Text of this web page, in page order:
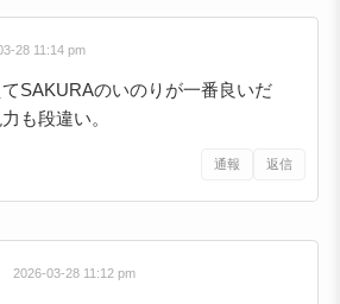
28 11:14 pm
SAKURAのいのりが一番良いだ
も段違い。
通報 返信
2026-03-28 11:12 pm